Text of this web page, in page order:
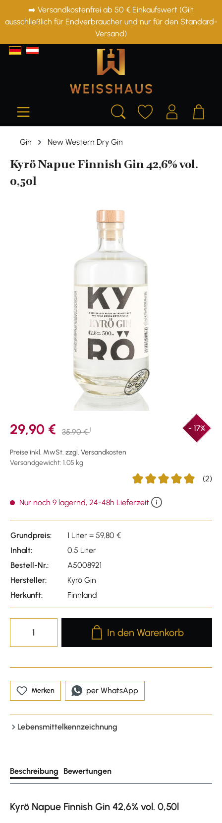
springen
➡️ Versandkostenfrei ab 50 € Einkaufswert (Gilt
ausschließlich für Endverbraucher und nur für den Standard-
Versand)
Gin New Western Dry Gin
Kyrö Napue Finnish Gin 42,6% vol.
0,50l
Bildergalerie überspringen
29,90 € 35,90 €1 - 17%
Preise inkl. MwSt. zzgl. Versandkosten
Versandgewicht: 1.05 kg
(2)
Nur noch 9 lagernd, 24-48h Lieferzeit
Grundpreis:
1 Liter = 59,80 €
Inhalt:
0.5 Liter
Bestell-Nr.:
A5008921
Hersteller:
Kyrö Gin
Herkunft:
Finnland
Produkt Anzahl: Gib den
In den Warenkorb
Merken per WhatsApp
Lebensmittelkennzeichnung
Beschreibung Bewertungen
Kyrö Napue Finnish Gin 42,6% vol. 0,50l